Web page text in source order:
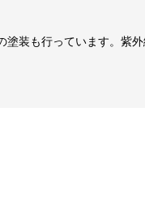
装も行っています。紫